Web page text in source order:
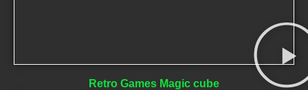
Retro Games Magic cube